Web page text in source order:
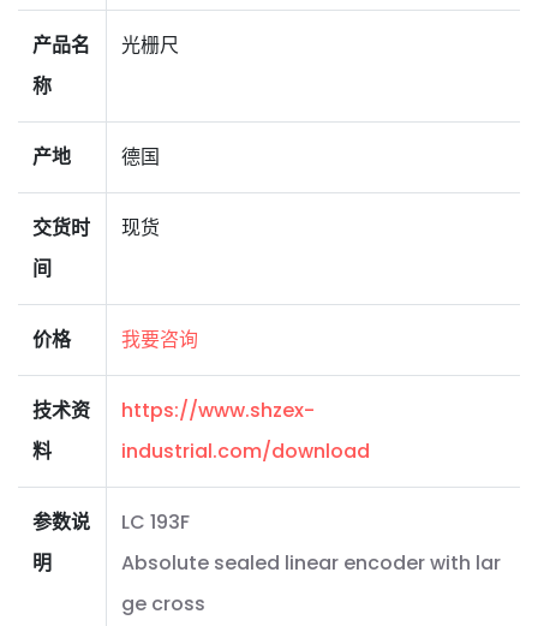
产品名
称
光栅尺
产地 德国
交货时
间
现货
价格 我要咨询
技术资
料
https://www.shzex-
industrial.com/download
参数说
明
LC 193F
Absolute sealed linear encoder with lar
ge cross